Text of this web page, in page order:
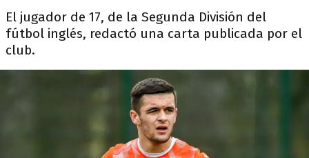
El jugador de 17, de la Segunda División del
fútbol inglés, redactó una carta publicada por el
club.